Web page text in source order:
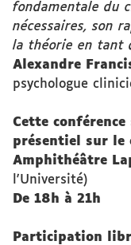
fondamentale du
nécessaires, son
la théorie en tant
Alexandre
psychologue
Cette
présentiel sur le
Amphithéâtre
l'Université)
De 18h à 21h
Participation